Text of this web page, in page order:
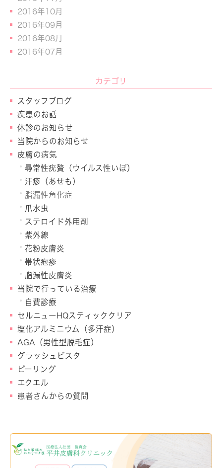
2016年10月
2016年09月
2016年08月
2016年07月
カテゴリ
スタッフブログ
疾患のお話
休診のお知らせ
当院からのお知らせ
皮膚の病気
尋常性疣贅（ウイルス性いぼ）
汗疹（あせも）
脂漏性角化症
爪水虫
ステロイド外用剤
紫外線
花粉皮膚炎
帯状疱疹
脂漏性皮膚炎
当院で行っている治療
自費診療
セルニューHQスティッククリア
塩化アルミニウム（多汗症）
AGA（男性型脱毛症）
グラッシュビスタ
ピーリング
エクエル
患者さんからの質問